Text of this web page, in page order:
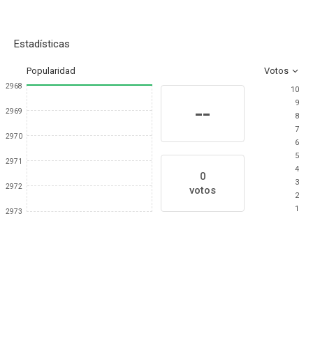
Estadísticas
Popularidad Votos
2968
2969
2970
2971
2972
2973
--
0
votos
10
9
8
7
6
5
4
3
2
1